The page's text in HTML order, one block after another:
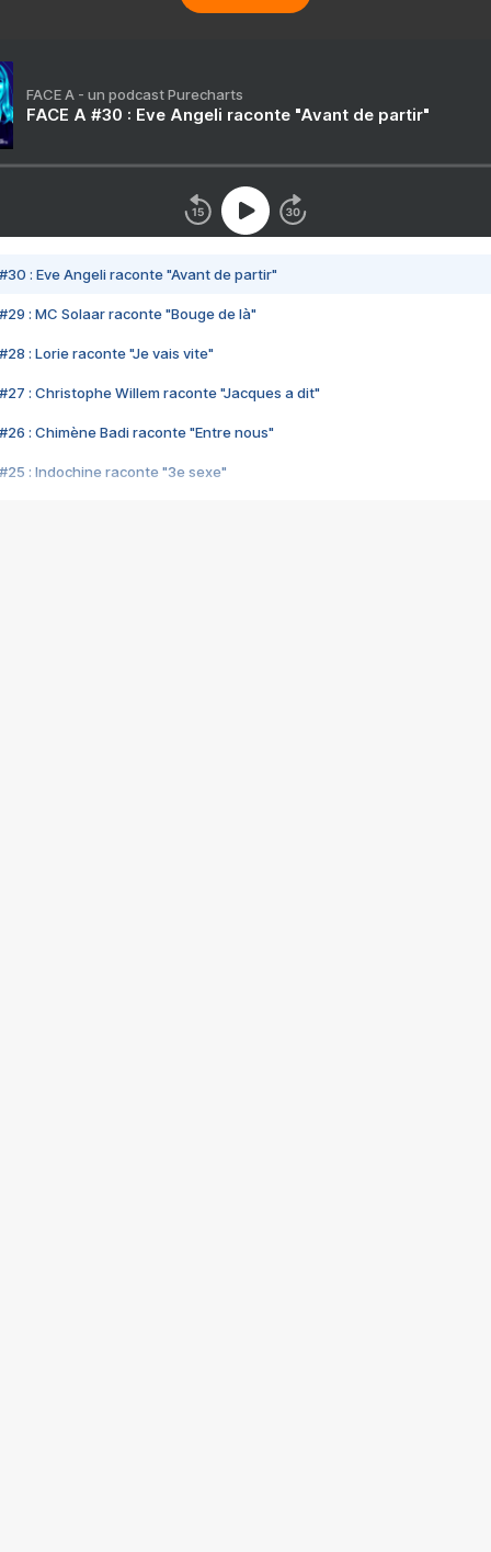
FACE A - un podcast Purecharts
FACE A #30 : Eve Angeli raconte "Avant de partir"
#30 : Eve Angeli raconte "Avant de partir"
#29 : MC Solaar raconte "Bouge de là"
#28 : Lorie raconte "Je vais vite"
#27 : Christophe Willem raconte "Jacques a dit"
#26 : Chimène Badi raconte "Entre nous"
#25 : Indochine raconte "3e sexe"